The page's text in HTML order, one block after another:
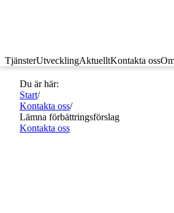
TjänsterUtvecklingAktuelltKontakta oss
Du är här:
Start/
Kontakta oss/
Lämna förbättringsförslag
Kontakta oss